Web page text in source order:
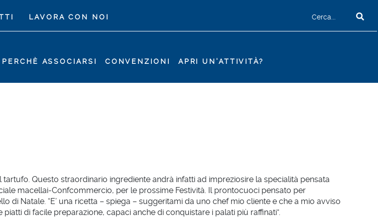
LAVORA CON NOI
PERCHÈ ASSOCIARSI CONVENZIONI APRI UN'ATTIVITÀ?
Questo straordinario ingrediente andrà infatti ad impreziosire la specialità pensata
macellai-Confcommercio, per le prossime Festività. Il prontocuoci pensato per
di Natale. “E’ una ricetta – spiega – suggeritami da uno chef mio cliente e che a mio avviso
di facile preparazione, capaci anche di conquistare i palati più raffinati”.